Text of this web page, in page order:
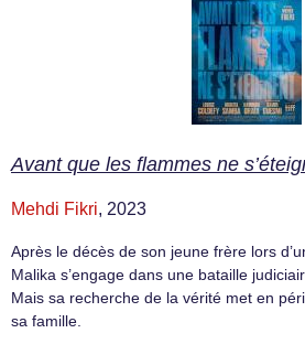
Avant que les flammes ne
Mehdi Fikri, 2023
Après le décès de son jeune frère lors
Malika s’engage dans une bataille
Mais sa recherche de la vérité met en
sa famille.